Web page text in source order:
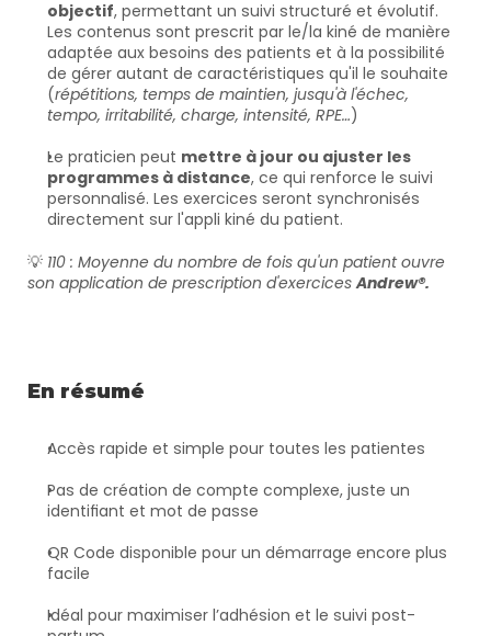
objectif, permettant un suivi structuré et évolutif.
Les contenus sont prescrit par le/la kiné de manière
adaptée aux besoins des patients et à la possibilité
de gérer autant de caractéristiques qu'il le souhaite
(répétitions, temps de maintien, jusqu'à l'échec,
tempo, irritabilité, charge, intensité, RPE…)
Le praticien peut mettre à jour ou ajuster les
programmes à distance, ce qui renforce le suivi
personnalisé. Les exercices seront synchronisés
directement sur l'appli kiné du patient.
💡 110 : Moyenne du nombre de fois qu'un patient ouvre
son application de prescription d'exercices Andrew®.
En résumé
Accès rapide et simple pour toutes les patientes
Pas de création de compte complexe, juste un
identifiant et mot de passe
QR Code disponible pour un démarrage encore plus
facile
Idéal pour maximiser l’adhésion et le suivi post-